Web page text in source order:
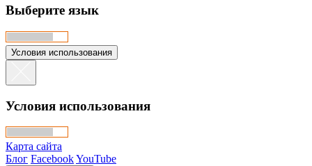
Выберите язык
Условия использования
Условия использования
Карта сайта
Блог FacebookYouTube